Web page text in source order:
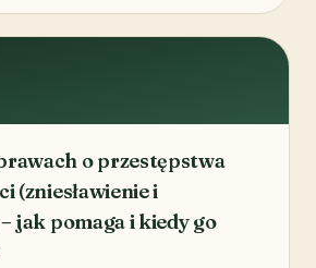
o przestępstwa
(zniesławienie i
jak pomaga i kiedy go